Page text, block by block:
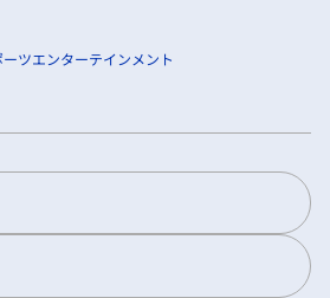
ツエンターテインメント